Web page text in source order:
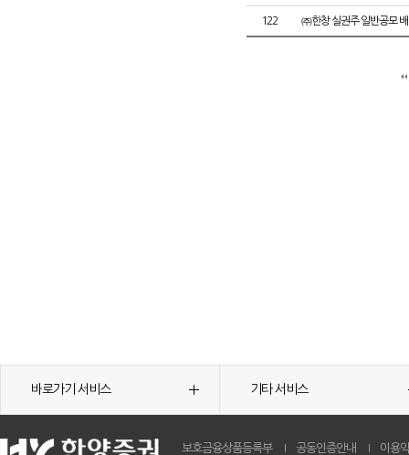
122 ㈜한창 실권주 일반공모
바로가기 서비스 기타 서비스
보호금융상품등록부 공동인증안내 이용